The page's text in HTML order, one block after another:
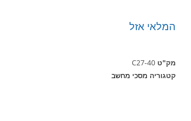
המלאי אזל
מק"ט C27-40
קטגוריה מסכי מחשב